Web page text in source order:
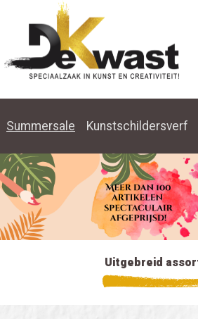
Summersale Kunstschildersverf
Uitgebreid